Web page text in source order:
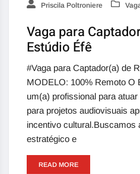
Priscila Poltroniere
Vaga para
Estúdio Éfê
#Vaga para Captador(a) de
MODELO: 100% Remoto O
um(a) profissional para
para projetos audiovisuais
incentivo cultural.Buscamos
estratégico e
READ MORE